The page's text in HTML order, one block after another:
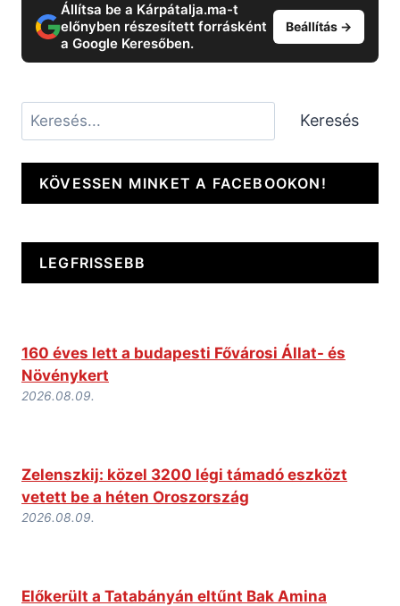
Állítsa be a Kárpátalja.ma-t
előnyben részesített forrásként
a Google Keresőben.
Beállítás →
Keresés Keresés
KÖVESSEN MINKET A FACEBOOKON!
LEGFRISSEBB
160 éves lett a budapesti Fővárosi Állat- és
Növénykert
2026.08.09.
Zelenszkij: közel 3200 légi támadó eszközt
vetett be a héten Oroszország
2026.08.09.
Előkerült a Tatabányán eltűnt Bak Amina